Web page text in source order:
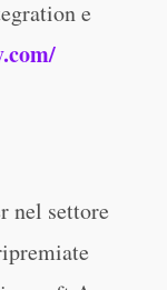
e
nel settore